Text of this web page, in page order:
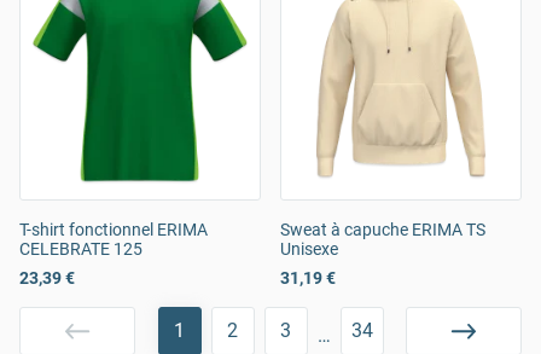
T-shirt fonctionnel ERIMA
CELEBRATE 125
23,39 €
Sweat à capuche ERIMA TS
Unisexe
31,19 €
1 2 3 … 34